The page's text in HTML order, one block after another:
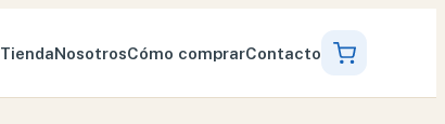
TiendaNosotrosCómo comprarContacto